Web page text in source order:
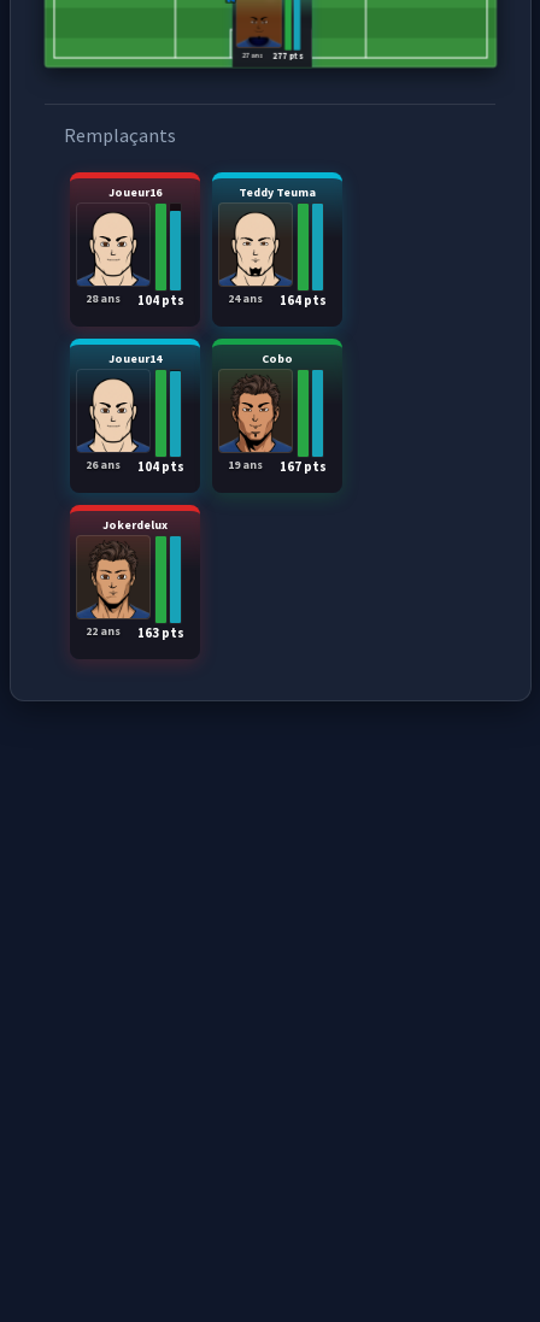
277 pts
27 ans
Remplaçants
Joueur16
104 pts
28 ans
Teddy Teuma
164 pts
24 ans
Joueur14
104 pts
26 ans
Cobo
167 pts
19 ans
Jokerdelux
163 pts
22 ans